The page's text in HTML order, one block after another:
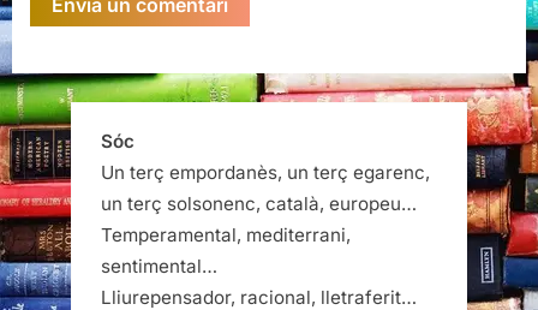
Sóc
Un terç empordanès, un terç egarenc,
un terç solsonenc, català, europeu…
Temperamental, mediterrani,
sentimental…
Lliurepensador, racional, lletraferit…